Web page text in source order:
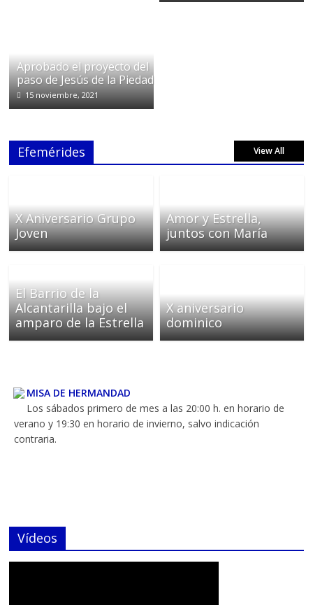
Aprobado el proyecto del
paso de Jesús de la Piedad
15 noviembre, 2021
Efemérides View All
X Aniversario Grupo
Joven
Amor y Estrella,
juntos con María
El Barrio de la
Alcantarilla bajo el
amparo de la Estrella
X aniversario
dominico
MISA DE HERMANDAD
Los sábados primero de mes a las 20:00 h. en horario de
verano y 19:30 en horario de invierno, salvo indicación
contraria.
Titulares. Salvo festivos, ni julio y agosto
Vídeos